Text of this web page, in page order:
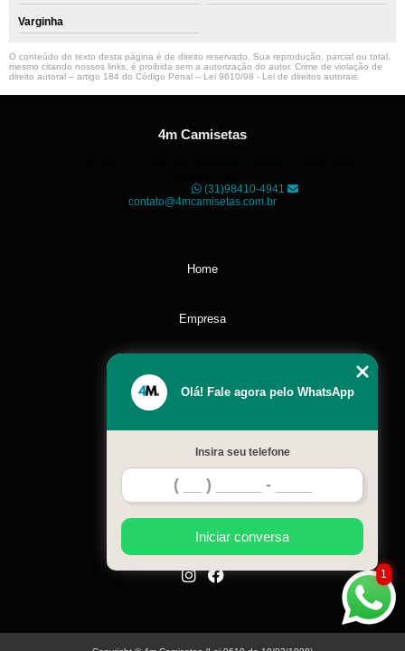
Varginha
O conteúdo do texto desta página é de direito reservado. Sua reprodução, parcial ou total,
mesmo citando nossos links, é proibida sem a autorização do autor. Crime de violação de
direito autoral – artigo 184 do Código Penal – Lei 9610/98 - Lei de direitos autorais
4m Camisetas
(31)98410-4941
contato@4mcamisetas.com.br
Home
Empresa
Contato
Mapa do site
1
Olá! Fale agora pelo WhatsApp
Insira seu telefone
Iniciar conversa